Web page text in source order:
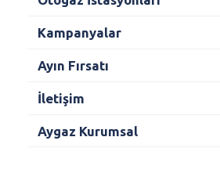
Kampanyalar
Ayın Fırsatı
İletişim
Aygaz Kurumsal